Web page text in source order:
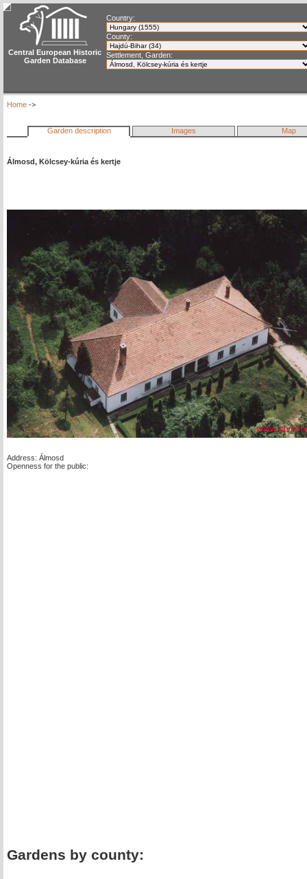
Central European Historic
Garden Database
Country:
County:
Settlement, Garden:
Home ->
Garden description Images Map
Álmosd, Kölcsey-kúria és kertje
Address: Álmosd
Openness for the public:
Gardens by county: